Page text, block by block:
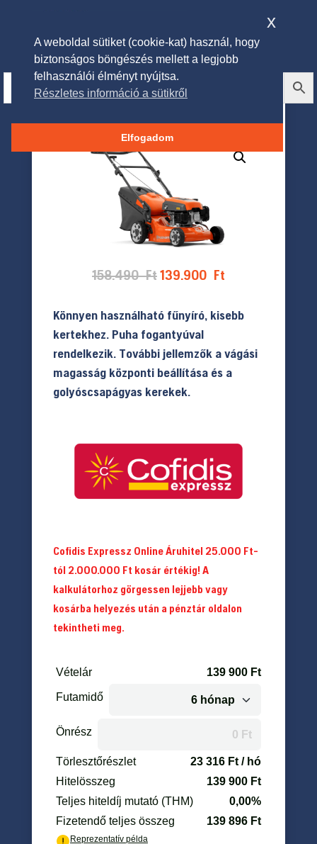
HUSQVARNA LC 140P fűnyíró
158.490FtOriginal
was:
158.490 Ft.
139.900 FtCurrent
is:
Könnyen használható fűnyíró, kisebb
kertekhez. Puha fogantyúval
rendelkezik. További jellemzők a vágási
magasság központi beállítása és a
golyóscsapágyas kerekek.
Cofidis Expressz Online Áruhitel 25.000 Ft-
tól 2.000.000 Ft kosár értékig! A
kalkulátorhoz görgessen lejjebb vagy
kosárba helyezés után a pénztár oldalon
tekintheti meg.
A weboldal sütiket (cookie-kat) használ, hogy
biztonságos böngészés mellett a legjobb
felhasználói élményt nyújtsa.
Részletes információ a sütikről
Elfogadom
x